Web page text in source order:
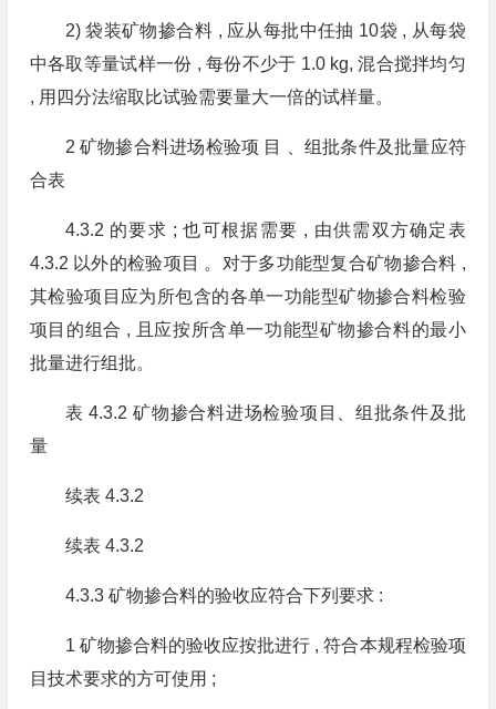
2) 袋装矿物掺合料 , 应从每批中任抽 10袋 , 从每袋
中各取等量试样一份 , 每份不少于 1.0 kg, 混合搅拌均匀
, 用四分法缩取比试验需要量大一倍的试样量。
2 矿物掺合料进场检验项 目 、组批条件及批量应符
合表
4.3.2 的要求 ; 也可根据需要 , 由供需双方确定表
4.3.2 以外的检验项目 。对于多功能型复合矿物掺合料 ,
其检验项目应为所包含的各单一功能型矿物掺合料检验
项目的组合 , 且应按所含单一功能型矿物掺合料的最小
批量进行组批。
表 4.3.2 矿物掺合料进场检验项目、组批条件及批
量
续表 4.3.2
续表 4.3.2
4.3.3 矿物掺合料的验收应符合下列要求 :
1 矿物掺合料的验收应按批进行 , 符合本规程检验项
目技术要求的方可使用 ;